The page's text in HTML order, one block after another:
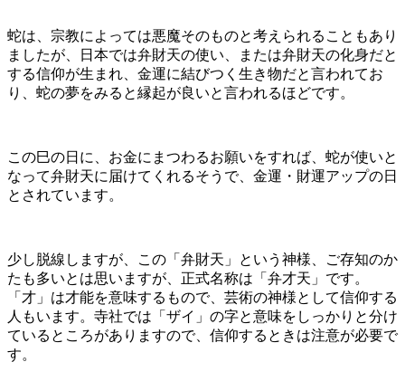
蛇は、宗教によっては悪魔そのものと考えられることもあり
ましたが、日本では弁財天の使い、または弁財天の化身だと
する信仰が生まれ、金運に結びつく生き物だと言われてお
り、蛇の夢をみると縁起が良いと言われるほどです。
この巳の日に、お金にまつわるお願いをすれば、蛇が使いと
なって弁財天に届けてくれるそうで、金運・財運アップの日
とされています。
少し脱線しますが、この「弁財天」という神様、ご存知のか
たも多いとは思いますが、正式名称は「弁才天」です。
「才」は才能を意味するもので、芸術の神様として信仰する
人もいます。寺社では「ザイ」の字と意味をしっかりと分け
ているところがありますので、信仰するときは注意が必要で
す。